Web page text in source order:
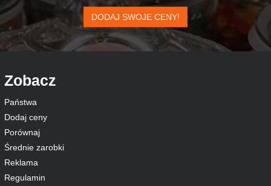
DODAJ SWOJE CENY!
Zobacz
Państwa
Dodaj ceny
Porównaj
Średnie zarobki
Reklama
Regulamin